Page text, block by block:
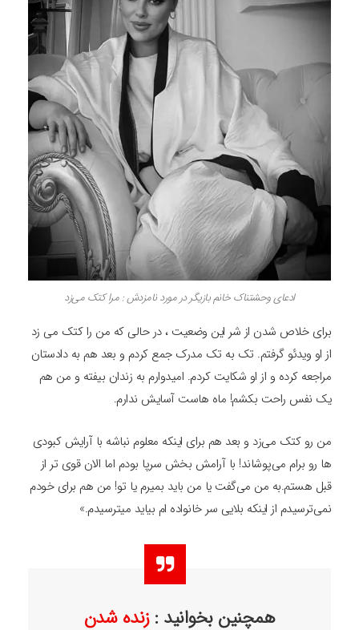
ادعای وحشتناک خانم بازیگر در مورد نامزدش : مرا کتک می‌زد
برای خلاص شدن از شر این وضعیت ، در حالی که من را کتک می زد
از او ویدئو گرفتم. تک به تک مدرک جمع کردم و بعد هم به دادستان
مراجعه کرده و از او شکایت کردم. امیدوارم به زندان بیفته و من هم
یک نفس راحت بکشم! ماه هاست آسایش ندارم.
من رو کتک می‌زد و بعد هم برای اینکه معلوم نباشه با آرایش کبودی
ها رو برام می‌پوشاند! با آرامش بخش سرپا بودم اما الان قوی تر از
قبل هستم.به من می‌گفت یا من باید بمیرم یا تو! من هم برای خودم
نمی‌ترسیدم از اینکه بلایی سر خانواده ام بیاید میترسیدم.»
همچنین بخوانید : زنده شدن